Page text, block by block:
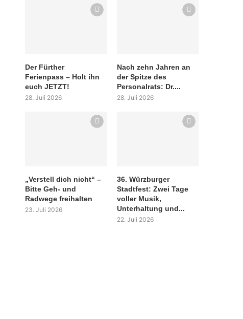
Der Fürther
Ferienpass – Holt ihn
euch JETZT!
28. Juli 2026
Nach zehn Jahren an
der Spitze des
Personalrats: Dr....
28. Juli 2026
„Verstell dich nicht“ –
Bitte Geh- und
Radwege freihalten
23. Juli 2026
36. Würzburger
Stadtfest: Zwei Tage
voller Musik,
Unterhaltung und...
22. Juli 2026